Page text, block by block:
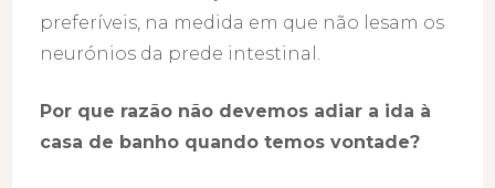
preferíveis, na medida em que não lesam os
neurónios da prede intestinal.
Por que razão não devemos adiar a ida à
casa de banho quando temos vontade?